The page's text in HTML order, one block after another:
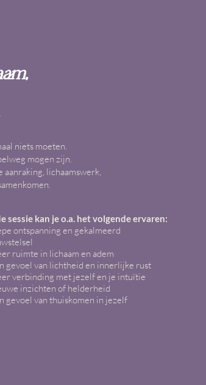
niets moeten.
mogen zijn.
lichaamswerk,
sessie kan je o.a. het volgende ervaren:
ontspanning en gekalmeerd
ruimte in lichaam en adem
gevoel van lichtheid en innerlijke rust
verbinding met jezelf en je intuïtie
inzichten of helderheid
gevoel van thuiskomen in jezelf